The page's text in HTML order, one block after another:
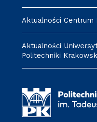
Aktualności Centrum
Aktualności
Politechniki